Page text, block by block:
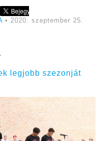
• 2020. szeptember 25.
legjobb szezonját